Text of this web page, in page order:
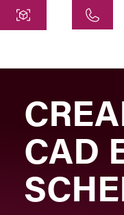
ATEK Drive
25462 Rellingen
info@atek.de
+49 4101 7953-0
Apri chat
CAD